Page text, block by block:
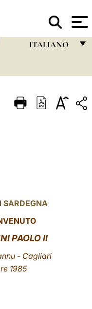
ITALIANO
ITALIANO
中文
LATINE
SARDEGNA
PAOLO II
- Cagliari
1985